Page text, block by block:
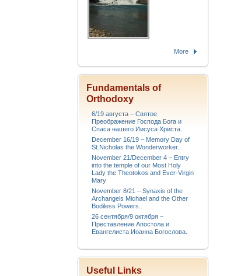
More
Fundamentals of
Orthodoxy
6/19 августа – Святое
Преображение Господа Бога и
Спаса нашего Иисуса Христа.
December 16/19 – Memory Day of
St.Nicholas the Wonderworker.
November 21/December 4 – Entry
into the temple of our Most Holy
Lady the Theotokos and Ever-Virgin
Mary
November 8/21 – Synaxis of the
Archangels Michael and the Other
Bodiless Powers..
26 сентября/9 октября –
Преставление Апостола и
Евангелиста Иоанна Богослова.
Useful Links